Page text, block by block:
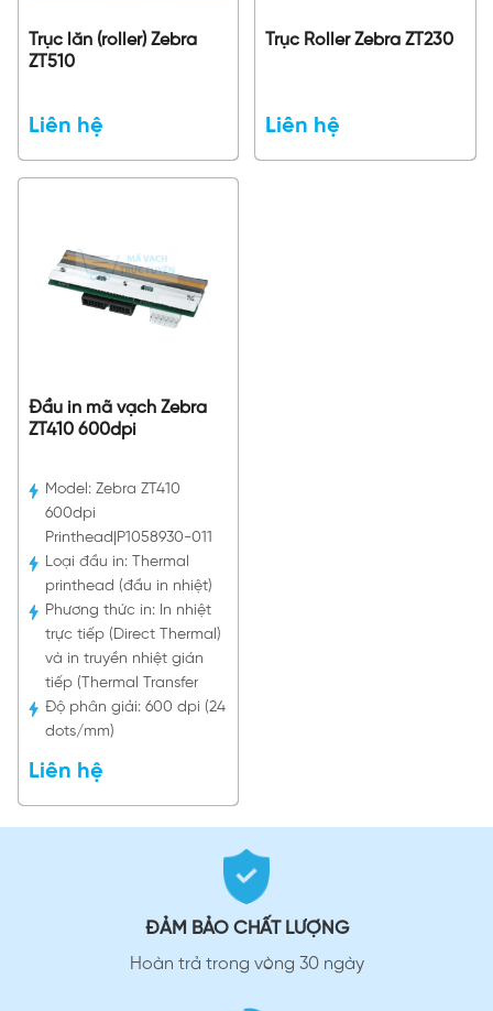
Trục lăn (roller) Zebra
ZT510
Liên hệ
Trục Roller Zebra ZT230
Liên hệ
Đầu in mã vạch Zebra
ZT410 600dpi
Model:Zebra ZT410
600dpi
Printhead|P1058930-011
Loại đầu in: Thermal
printhead (đầu in nhiệt)
Phương thức in: In nhiệt
trực tiếp (Direct Thermal)
và in truyền nhiệt gián
tiếp (Thermal Transfer
Độ phân giải:600 dpi (24
dots/mm)
Liên hệ
ĐẢM BẢO CHẤT LƯỢNG
Hoàn trả trong vòng 30 ngày